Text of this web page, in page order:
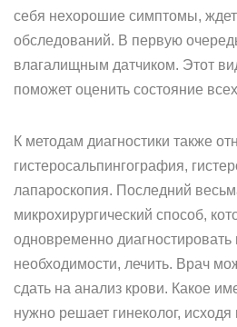
себя нехорошие симптомы,
обследований. В первую
влагалищным датчиком. Этот
поможет оценить состояние
К методам диагностики также
гистеросальпингография,
лапароскопия. Последний
микрохирургический способ,
одновременно диагностировать
необходимости, лечить. Врач
сдать на анализ крови. Какое
нужно решает гинеколог,